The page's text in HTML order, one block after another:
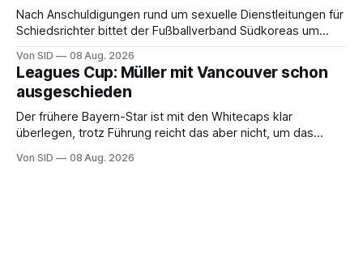
Nach Anschuldigungen rund um sexuelle Dienstleitungen für
Schiedsrichter bittet der Fußballverband Südkoreas um
Von SID 08 Aug. 2026
Leagues Cup: Müller mit Vancouver schon
ausgeschieden
Der frühere Bayern-Star ist mit den Whitecaps klar
überlegen, trotz Führung reicht das aber nicht, um das
Von SID 08 Aug. 2026